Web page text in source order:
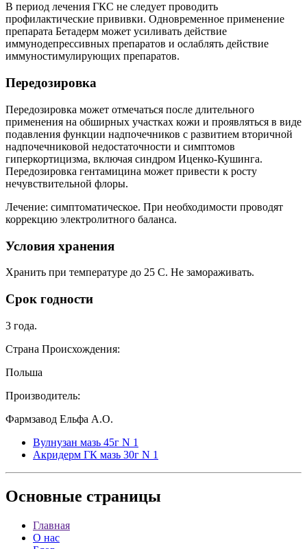
В период лечения ГКС не следует проводить
профилактические прививки. Одновременное применение
препарата Бетадерм может усиливать действие
иммунодепрессивных препаратов и ослаблять действие
иммуностимулирующих препаратов.
Передозировка
Передозировка может отмечаться после длительного
применения на обширных участках кожи и проявляться в виде
подавления функции надпочечников с развитием вторичной
надпочечниковой недостаточности и симптомов
гиперкортицизма, включая синдром Иценко-Кушинга.
Передозировка гентамицина может привести к росту
нечувствительной флоры.
Лечение: симптоматическое. При необходимости проводят
коррекцию электролитного баланса.
Условия хранения
Хранить при температуре до 25 С. Не замораживать.
Срок годности
3 года.
Страна Происхождения:
Польша
Производитель:
Фармзавод Ельфа А.О.
Вулнузан мазь 45г N 1
Акридерм ГК мазь 30г N 1
Основные страницы
Главная
О нас